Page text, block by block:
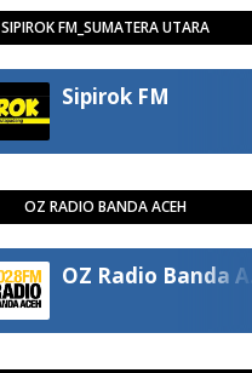
SIPIROK FM_SUMATERA UTARA
Sipirok FM
OZ RADIO BANDA ACEH